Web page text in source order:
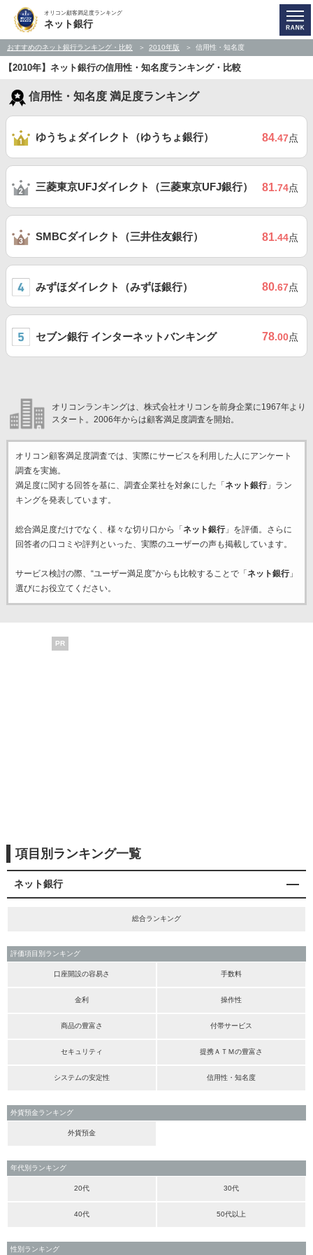
オリコン顧客満足度ランキング
ネット銀行
おすすめのネット銀行ランキング・比較 2010年版 信用性・知名度
【2010年】ネット銀行の信用性・知名度ランキング・比較
信用性・知名度 満足度ランキング
ゆうちょダイレクト（ゆうちょ銀行） 84.47点
三菱東京UFJダイレクト（三菱東京UFJ銀行） 81.74点
SMBCダイレクト（三井住友銀行） 81.44点
みずほダイレクト（みずほ銀行） 80.67点
セブン銀行 インターネットバンキング 78.00点
オリコンランキングは、株式会社オリコンを前身企業に1967年より
スタート。2006年からは顧客満足度調査を開始。
オリコン顧客満足度調査では、実際にサービスを利用した 人にアンケート
調査を実施。
満足度に関する回答を基に、調査企業社を対象にした「 ネット銀行」ラン
キングを発表しています。
総合満足度だけでなく、様々な切り口から「 ネット銀行」を評価。さらに
回答者の口コミや評判といった、実際のユーザーの声も掲載しています。
サービス検討の際、“ユーザー満足度”からも比較することで「 ネット銀行」
選びにお役立てください。
PR
項目別ランキング一覧
ネット銀行
総合ランキング
評価項目別ランキング
口座開設の容易さ 手数料
金利 操作性
商品の豊富さ 付帯サービス
セキュリティ 提携ＡＴＭの豊富さ
システムの安定性 信用性・知名度
外貨預金ランキング
外貨預金
年代別ランキング
20代 30代
40代 50代以上
性別ランキング